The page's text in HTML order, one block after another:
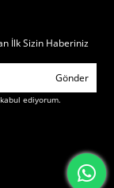
İlk Sizin Haberiniz
Gönder
ediyorum.